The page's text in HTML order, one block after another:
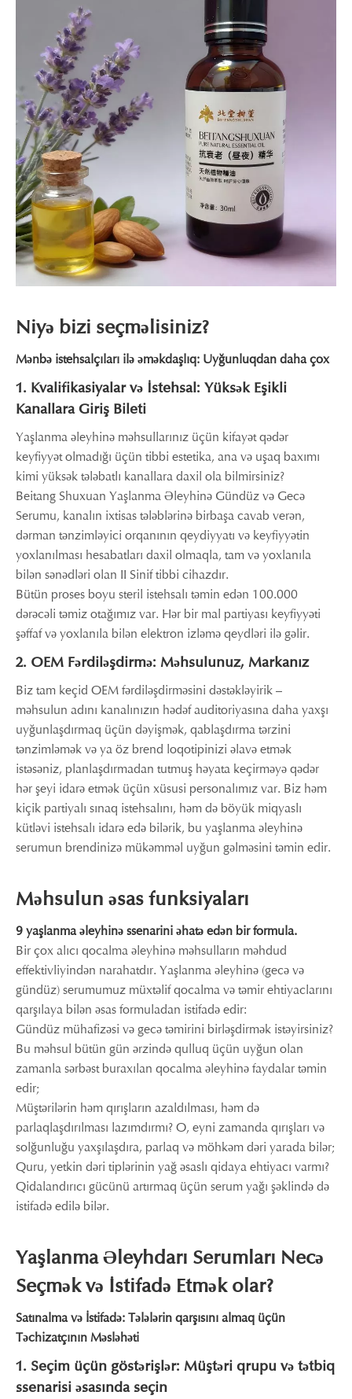
Niyə bizi seçməlisiniz?
Mənbə istehsalçıları ilə əməkdaşlıq: Uyğunluqdan daha çox
1. Kvalifikasiyalar və İstehsal: Yüksək Eşikli
Kanallara Giriş Bileti
Yaşlanma əleyhinə məhsullarınız üçün kifayət qədər
keyfiyyət olmadığı üçün tibbi estetika, ana və uşaq baxımı
kimi yüksək tələbatlı kanallara daxil ola bilmirsiniz?
Beitang Shuxuan Yaşlanma Əleyhinə Gündüz və Gecə
Serumu, kanalın ixtisas tələblərinə birbaşa cavab verən,
dərman tənzimləyici orqanının qeydiyyatı və keyfiyyətin
yoxlanılması hesabatları daxil olmaqla, tam və yoxlanıla
bilən sənədləri olan II Sinif tibbi cihazdır.
Bütün proses boyu steril istehsalı təmin edən 100.000
dərəcəli təmiz otağımız var. Hər bir mal partiyası keyfiyyəti
şəffaf və yoxlanıla bilən elektron izləmə qeydləri ilə gəlir.
2. OEM Fərdiləşdirmə: Məhsulunuz, Markanız
Biz tam keçid OEM fərdiləşdirməsini dəstəkləyirik –
məhsulun adını kanalınızın hədəf auditoriyasına daha yaxşı
uyğunlaşdırmaq üçün dəyişmək, qablaşdırma tərzini
tənzimləmək və ya öz brend loqotipinizi əlavə etmək
istəsəniz, planlaşdırmadan tutmuş həyata keçirməyə qədər
hər şeyi idarə etmək üçün xüsusi personalımız var. Biz həm
kiçik partiyalı sınaq istehsalını, həm də böyük miqyaslı
kütləvi istehsalı idarə edə bilərik, bu yaşlanma əleyhinə
serumun brendinizə mükəmməl uyğun gəlməsini təmin edir.
Məhsulun əsas funksiyaları
9 yaşlanma əleyhinə ssenarini əhatə edən bir formula.
Bir çox alıcı qocalma əleyhinə məhsulların məhdud
effektivliyindən narahatdır. Yaşlanma əleyhinə (gecə və
gündüz) serumumuz müxtəlif qocalma və təmir ehtiyaclarını
qarşılaya bilən əsas formuladan istifadə edir:
Gündüz mühafizəsi və gecə təmirini birləşdirmək istəyirsiniz?
Bu məhsul bütün gün ərzində qulluq üçün uyğun olan
zamanla sərbəst buraxılan qocalma əleyhinə faydalar təmin
edir;
Müştərilərin həm qırışların azaldılması, həm də
parlaqlaşdırılması lazımdırmı? O, eyni zamanda qırışları və
solğunluğu yaxşılaşdıra, parlaq və möhkəm dəri yarada bilər;
Quru, yetkin dəri tiplərinin yağ əsaslı qidaya ehtiyacı varmı?
Qidalandırıcı gücünü artırmaq üçün serum yağı şəklində də
istifadə edilə bilər.
Yaşlanma Əleyhdarı Serumları Necə
Seçmək və İstifadə Etmək olar?
Satınalma və İstifadə: Tələlərin qarşısını almaq üçün
Təchizatçının Məsləhəti
1. Seçim üçün göstərişlər: Müştəri qrupu və tətbiq
ssenarisi əsasında seçin